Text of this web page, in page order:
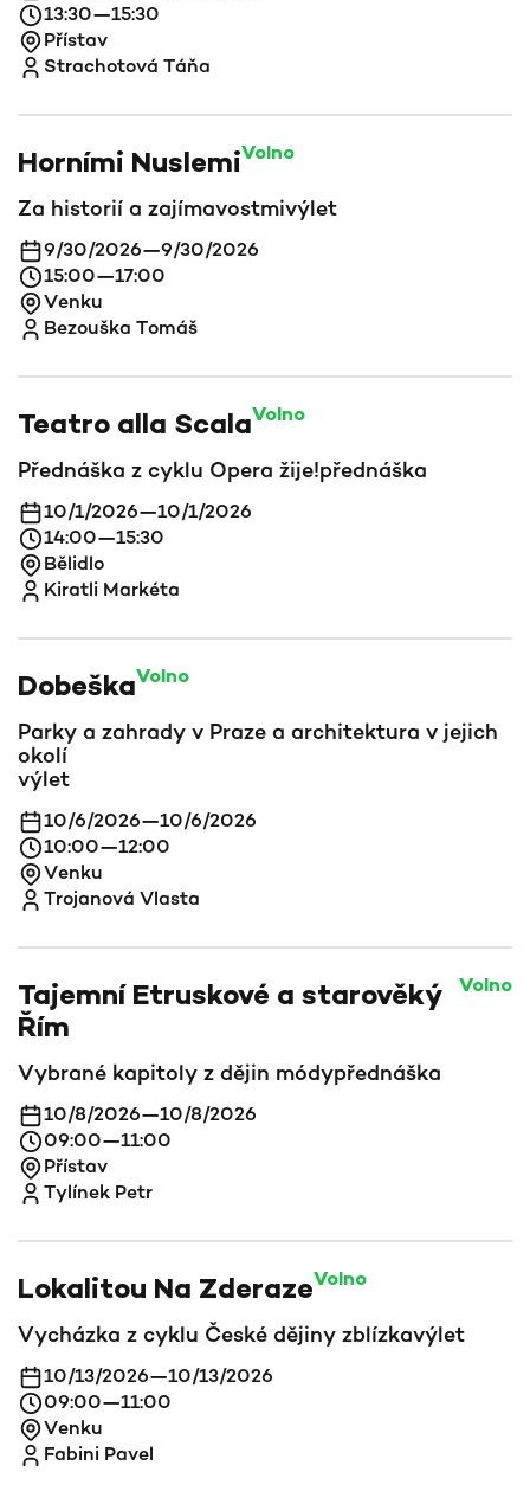
13:30—15:30
Přístav
Strachotová Táňa
Horními NuslemiVolno
Za historií a zajímavostmivýlet
9/30/2026—9/30/2026
15:00—17:00
Venku
Bezouška Tomáš
Teatro alla ScalaVolno
Přednáška z cyklu Opera žije!přednáška
10/1/2026—10/1/2026
14:00—15:30
Bělidlo
Kiratli Markéta
DobeškaVolno
Parky a zahrady v Praze a architektura v jejich
okolí
výlet
10/6/2026—10/6/2026
10:00—12:00
Venku
Trojanová Vlasta
Tajemní Etruskové a starověký
Řím
Volno
Vybrané kapitoly z dějin módypřednáška
10/8/2026—10/8/2026
09:00—11:00
Přístav
Tylínek Petr
Lokalitou Na ZderazeVolno
Vycházka z cyklu České dějiny zblízkavýlet
10/13/2026—10/13/2026
09:00—11:00
Venku
Fabini Pavel